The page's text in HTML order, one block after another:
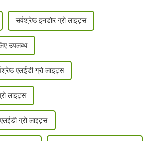
सर्वश्रेष्ठ इनडोर ग्रो लाइट्स
उपलब्ध
एलईडी ग्रो लाइट्स
लाइट्स
ग्रो लाइट्स